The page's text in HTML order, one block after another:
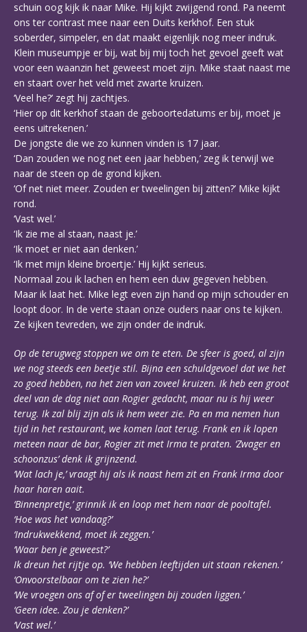
schuin oog kijk ik naar Mike. Hij kijkt zwijgend rond. Pa neemt
ons ter contrast mee naar een Duits kerkhof. Een stuk
soberder, simpeler, en dat maakt eigenlijk nog meer indruk.
Klein museumpje er bij, wat bij mij toch het gevoel geeft wat
voor een waanzin het geweest moet zijn. Mike staat naast me
en staart over het veld met zwarte kruizen.
‘Veel he?’ zegt hij zachtjes.
‘Hier op dit kerkhof staan de geboortedatums er bij, moet je
eens uitrekenen.’
De jongste die we zo kunnen vinden is 17 jaar.
‘Dan zouden we nog net een jaar hebben,’ zeg ik terwijl we
naar de steen op de grond kijken.
‘Of net niet meer. Zouden er tweelingen bij zitten?’ Mike kijkt
rond.
‘Vast wel.’
‘Ik zie me al staan, naast je.’
‘Ik moet er niet aan denken.’
‘Ik met mijn kleine broertje.’ Hij kijkt serieus.
Normaal zou ik lachen en hem een duw gegeven hebben.
Maar ik laat het. Mike legt even zijn hand op mijn schouder en
loopt door. In de verte staan onze ouders naar ons te kijken.
Ze kijken tevreden, we zijn onder de indruk.
Op de terugweg stoppen we om te eten. De sfeer is goed, al zijn
we nog steeds een beetje stil. Bijna een schuldgevoel dat we het
zo goed hebben, na het zien van zoveel kruizen. Ik heb een groot
deel van de dag niet aan Rogier gedacht, maar nu is hij weer
terug. Ik zal blij zijn als ik hem weer zie. Pa en ma nemen hun
tijd in het restaurant, we komen laat terug. Frank en ik lopen
meteen naar de bar, Rogier zit met Irma te praten. ‘Zwager en
schoonzus’ denk ik grijnzend.
‘Wat lach je,’ vraagt hij als ik naast hem zit en Frank Irma door
haar haren aait.
‘Binnenpretje,’ grinnik ik en loop met hem naar de pooltafel.
‘Hoe was het vandaag?’
‘Indrukwekkend, moet ik zeggen.’
‘Waar ben je geweest?’
Ik dreun het rijtje op. ‘We hebben leeftijden uit staan rekenen.’
‘Onvoorstelbaar om te zien he?’
‘We vroegen ons af of er tweelingen bij zouden liggen.’
‘Geen idee. Zou je denken?’
‘Vast wel.’